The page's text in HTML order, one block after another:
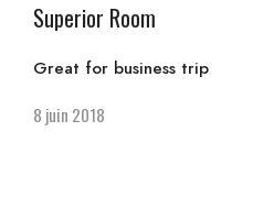
Superior Room
Great for business trip
8 juin 2018